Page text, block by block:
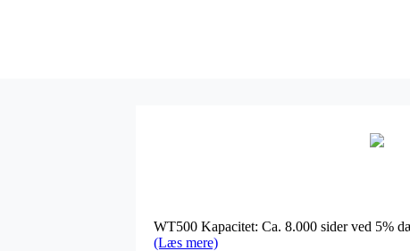
WT500 Kapacitet: Ca. 8.000 sider ved 5%
(Læs mere)